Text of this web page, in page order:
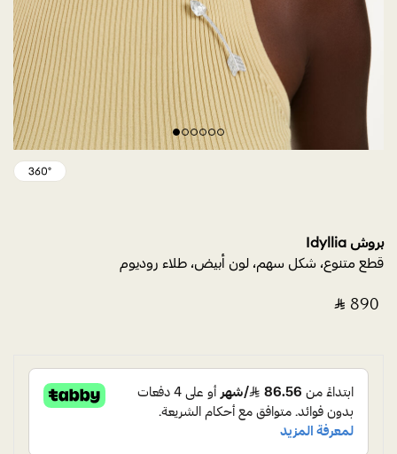
بروش Idyllia
قطع متنوع، شكل سهم، لون أبيض، طلاء روديوم
‎ ⃁ ⁦890⁩ ‎